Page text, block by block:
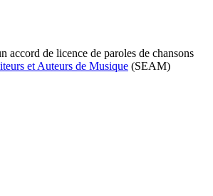
accord de licence de paroles de chansons
et Auteurs de Musique (SEAM)